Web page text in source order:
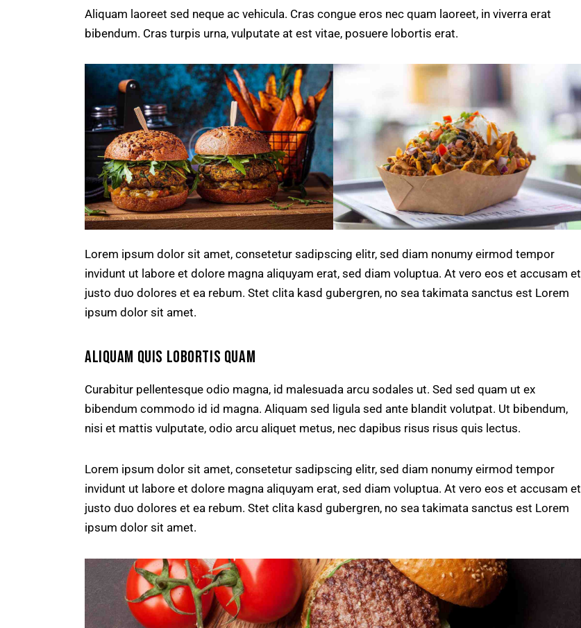
Aliquam laoreet sed neque ac vehicula. Cras congue eros nec quam laoreet, in viverra erat
bibendum. Cras turpis urna, vulputate at est vitae, posuere lobortis erat.
Lorem ipsum dolor sit amet, consetetur sadipscing elitr, sed diam nonumy eirmod tempor
invidunt ut labore et dolore magna aliquyam erat, sed diam voluptua. At vero eos et accusam et
justo duo dolores et ea rebum. Stet clita kasd gubergren, no sea takimata sanctus est Lorem
ipsum dolor sit amet.
ALIQUAM QUIS LOBORTIS QUAM
Curabitur pellentesque odio magna, id malesuada arcu sodales ut. Sed sed quam ut ex
bibendum commodo id id magna. Aliquam sed ligula sed ante blandit volutpat. Ut bibendum,
nisi et mattis vulputate, odio arcu aliquet metus, nec dapibus risus risus quis lectus.
Lorem ipsum dolor sit amet, consetetur sadipscing elitr, sed diam nonumy eirmod tempor
invidunt ut labore et dolore magna aliquyam erat, sed diam voluptua. At vero eos et accusam et
justo duo dolores et ea rebum. Stet clita kasd gubergren, no sea takimata sanctus est Lorem
ipsum dolor sit amet.